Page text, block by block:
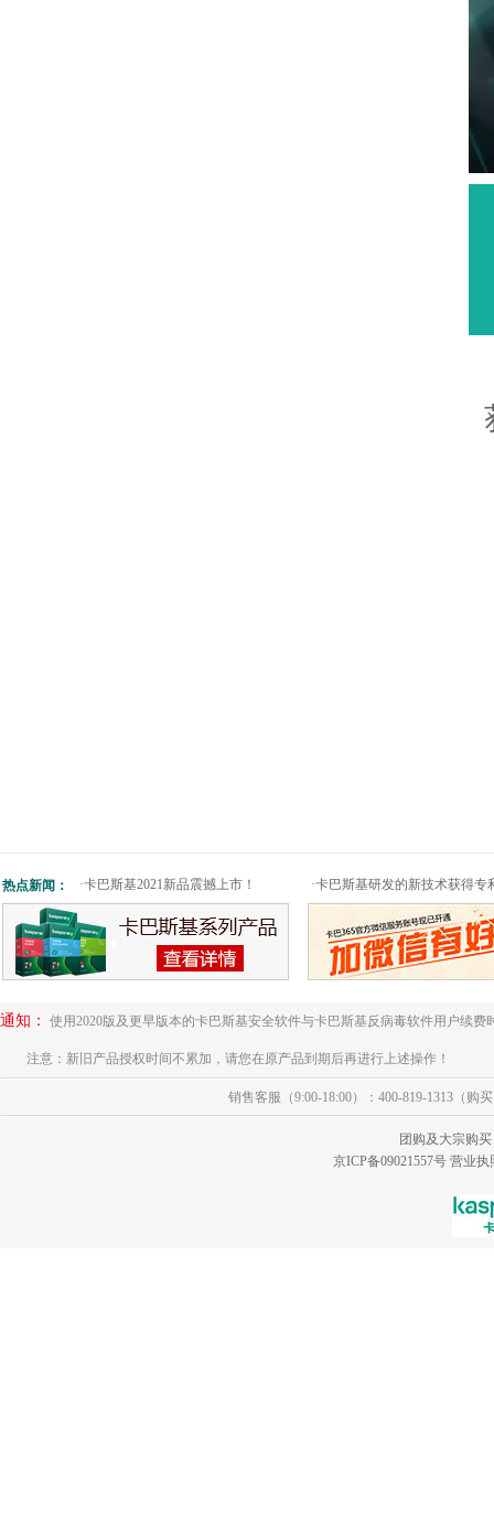
热点新闻： ·卡巴斯基2021新品震撼上市！ ·卡巴斯基研发的新技术获得专
通知： 使用2020版及更早版本的卡巴斯基安全软件与卡巴斯基反病毒软件用户续
注意：新旧产品授权时间不累加，请您在原产品到期后再进行上述操作！
销售客服（9:00-18:00）：400-819-1313（购
团购及大宗购买
京ICP备09021557号 营业执